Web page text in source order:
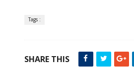
Tags :
SHARE THIS